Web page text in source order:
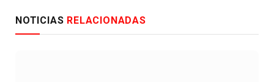
NOTICIAS RELACIONADAS